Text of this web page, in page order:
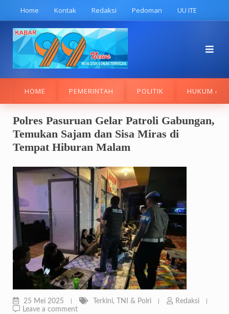
content
Home Kontak Redaksi Pedoman UU ITE
HOME PEMERINTAH POLITIK HUKUM &
Polres Pasuruan Gelar Patroli Gabungan,
Temukan Sajam dan Sisa Miras di
Tempat Hiburan Malam
25 Mei 2025 Terkini, TNI & Polri
Redaksi
Leave a comment